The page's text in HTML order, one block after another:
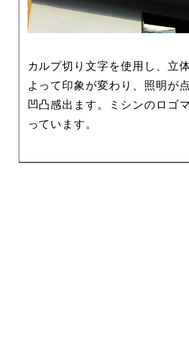
カルプ切り文字を使用し、立
よって印象が変わり、照明が
凹凸感出ます。ミシンのロゴ
っています。